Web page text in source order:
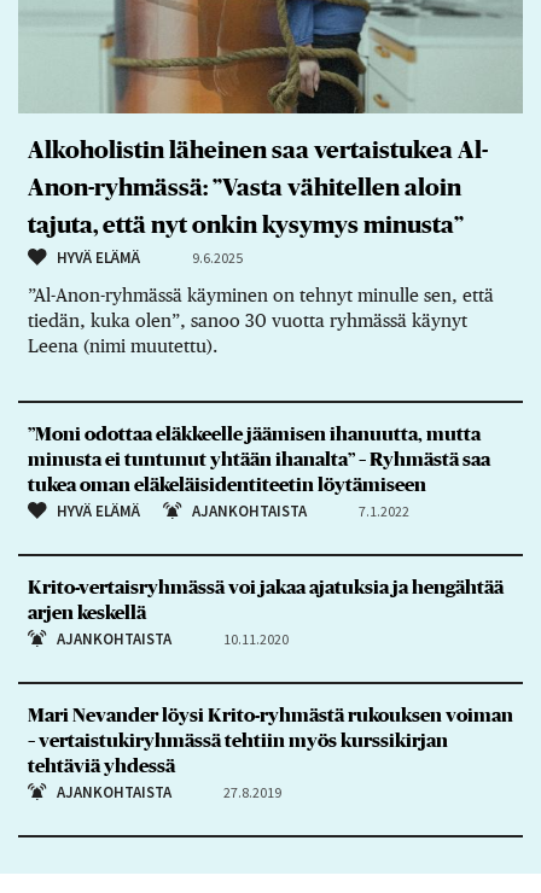
Alkoholistin läheinen saa vertaistukea Al-
Anon-ryhmässä: ”Vasta vähitellen aloin
tajuta, että nyt onkin kysymys minusta”
HYVÄ ELÄMÄ 9.6.2025
”Al-Anon-ryhmässä käyminen on tehnyt minulle sen, että
tiedän, kuka olen”, sanoo 30 vuotta ryhmässä käynyt
Leena (nimi muutettu).
”Moni odottaa eläkkeelle jäämisen ihanuutta, mutta
minusta ei tuntunut yhtään ihanalta” – Ryhmästä saa
tukea oman eläkeläisidentiteetin löytämiseen
HYVÄ ELÄMÄ AJANKOHTAISTA 7.1.2022
Krito-vertaisryhmässä voi jakaa ajatuksia ja hengähtää
arjen keskellä
AJANKOHTAISTA 10.11.2020
Mari Nevander löysi Krito-ryhmästä rukouksen voiman
– vertaistukiryhmässä tehtiin myös kurssikirjan
tehtäviä yhdessä
AJANKOHTAISTA 27.8.2019